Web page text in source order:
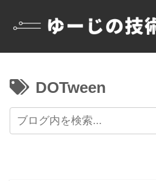
DOTween